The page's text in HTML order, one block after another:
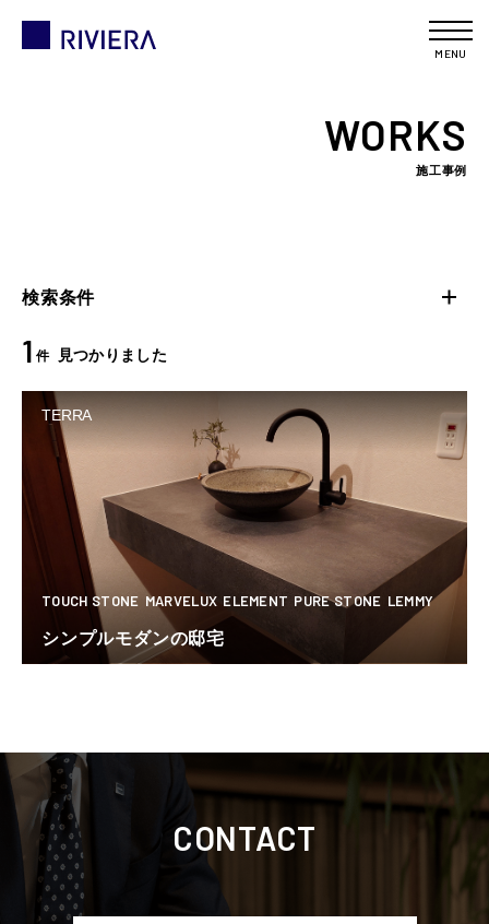
MENU
WORKS
施工事例
1 件 見つかりました
TERRA
TOUCH STONE MARVELUX ELEMENT PURE STONE LEMMY
シンプルモダンの邸宅
検索条件
CONTACT